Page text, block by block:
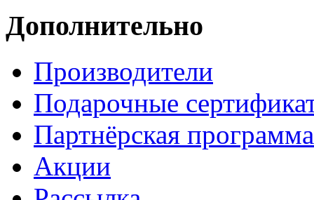
Дополнительно
Производители
Подарочные
Партнёрская программа
Акции